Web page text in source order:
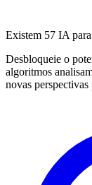
Existem 57 IA
Desbloqueie o
algoritmos
novas perspectivas